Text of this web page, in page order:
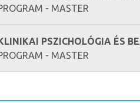
- MASTER
PSZICHOLÓGIA ÉS
- MASTER